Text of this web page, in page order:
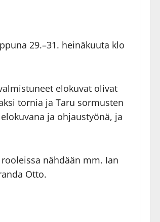
29.–31. heinäkuuta klo
elokuvat olivat
tornia ja Taru sormusten
ja ohjaustyönä, ja
nähdään mm. Ian
Otto.